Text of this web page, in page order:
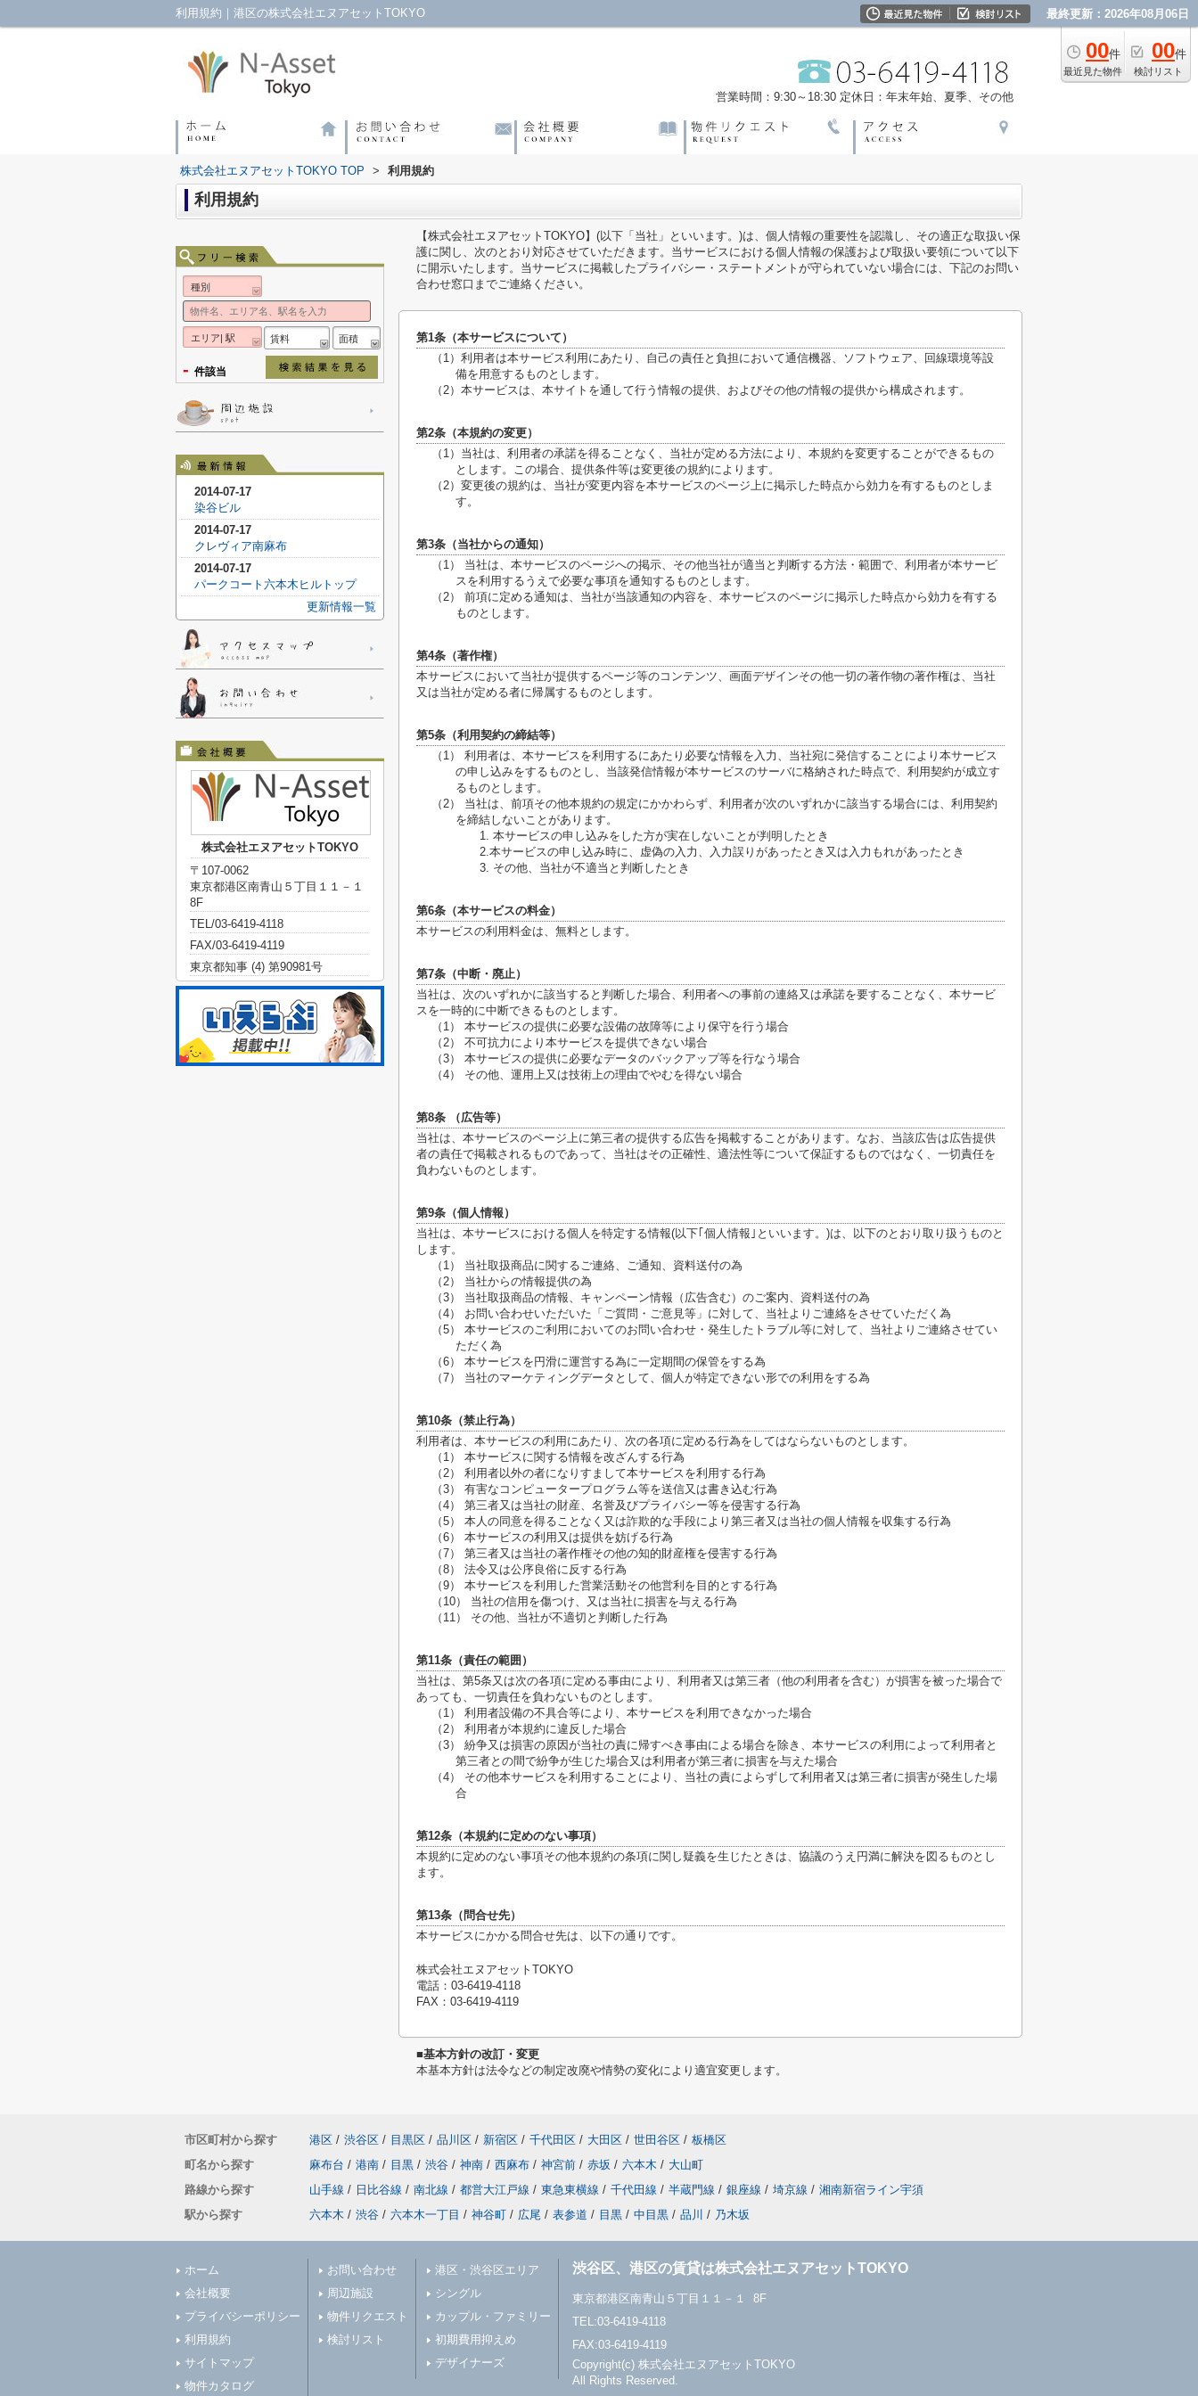
利用規約｜港区の株式会社エヌアセットTOKYO 最終更新：2026年08月06日
00件
最近見た物件
00件
検討リスト
営業時間：9:30～18:30 定休日：年末年始、夏季、その他
株式会社エヌアセットTOKYO TOP > 利用規約
利用規約
【株式会社エヌアセットTOKYO】(以下「当社」といいます。)は、個人情報の重要性を認識し、その適正な取扱い保
護に関し、次のとおり対応させていただきます。当サービスにおける個人情報の保護および取扱い要領について以下
に開示いたします。当サービスに掲載したプライバシー・ステートメントが守られていない場合には、下記のお問い
合わせ窓口までご連絡ください。
第1条（本サービスについて）
（1）利用者は本サービス利用にあたり、自己の責任と負担において通信機器、ソフトウェア、回線環境等設
備を用意するものとします。
（2）本サービスは、本サイトを通して行う情報の提供、およびその他の情報の提供から構成されます。
第2条（本規約の変更）
（1）当社は、利用者の承諾を得ることなく、当社が定める方法により、本規約を変更することができるもの
とします。この場合、提供条件等は変更後の規約によります。
（2）変更後の規約は、当社が変更内容を本サービスのページ上に掲示した時点から効力を有するものとしま
す。
第3条（当社からの通知）
（1） 当社は、本サービスのページへの掲示、その他当社が適当と判断する方法・範囲で、利用者が本サービ
スを利用するうえで必要な事項を通知するものとします。
（2） 前項に定める通知は、当社が当該通知の内容を、本サービスのページに掲示した時点から効力を有する
ものとします。
第4条（著作権）
本サービスにおいて当社が提供するページ等のコンテンツ、画面デザインその他一切の著作物の著作権は、当社
又は当社が定める者に帰属するものとします。
第5条（利用契約の締結等）
（1） 利用者は、本サービスを利用するにあたり必要な情報を入力、当社宛に発信することにより本サービス
の申し込みをするものとし、当該発信情報が本サービスのサーバに格納された時点で、利用契約が成立す
るものとします。
（2） 当社は、前項その他本規約の規定にかかわらず、利用者が次のいずれかに該当する場合には、利用契約
を締結しないことがあります。
1. 本サービスの申し込みをした方が実在しないことが判明したとき
2.本サービスの申し込み時に、虚偽の入力、入力誤りがあったとき又は入力もれがあったとき
3. その他、当社が不適当と判断したとき
第6条（本サービスの料金）
本サービスの利用料金は、無料とします。
第7条（中断・廃止）
当社は、次のいずれかに該当すると判断した場合、利用者への事前の連絡又は承諾を要することなく、本サービ
スを一時的に中断できるものとします。
（1） 本サービスの提供に必要な設備の故障等により保守を行う場合
（2） 不可抗力により本サービスを提供できない場合
（3） 本サービスの提供に必要なデータのバックアップ等を行なう場合
（4） その他、運用上又は技術上の理由でやむを得ない場合
第8条 （広告等）
当社は、本サービスのページ上に第三者の提供する広告を掲載することがあります。なお、当該広告は広告提供
者の責任で掲載されるものであって、当社はその正確性、適法性等について保証するものではなく、一切責任を
負わないものとします。
第9条（個人情報）
当社は、本サービスにおける個人を特定する情報(以下｢個人情報｣といいます。)は、以下のとおり取り扱うものと
します。
（1） 当社取扱商品に関するご連絡、ご通知、資料送付の為
（2） 当社からの情報提供の為
（3） 当社取扱商品の情報、キャンペーン情報（広告含む）のご案内、資料送付の為
（4） お問い合わせいただいた「ご質問・ご意見等」に対して、当社よりご連絡をさせていただく為
（5） 本サービスのご利用においてのお問い合わせ・発生したトラブル等に対して、当社よりご連絡させてい
ただく為
（6） 本サービスを円滑に運営する為に一定期間の保管をする為
（7） 当社のマーケティングデータとして、個人が特定できない形での利用をする為
第10条（禁止行為）
利用者は、本サービスの利用にあたり、次の各項に定める行為をしてはならないものとします。
（1） 本サービスに関する情報を改ざんする行為
（2） 利用者以外の者になりすまして本サービスを利用する行為
（3） 有害なコンピュータープログラム等を送信又は書き込む行為
（4） 第三者又は当社の財産、名誉及びプライバシー等を侵害する行為
（5） 本人の同意を得ることなく又は詐欺的な手段により第三者又は当社の個人情報を収集する行為
（6） 本サービスの利用又は提供を妨げる行為
（7） 第三者又は当社の著作権その他の知的財産権を侵害する行為
（8） 法令又は公序良俗に反する行為
（9） 本サービスを利用した営業活動その他営利を目的とする行為
（10） 当社の信用を傷つけ、又は当社に損害を与える行為
（11） その他、当社が不適切と判断した行為
第11条（責任の範囲）
当社は、第5条又は次の各項に定める事由により、利用者又は第三者（他の利用者を含む）が損害を被った場合で
あっても、一切責任を負わないものとします。
（1） 利用者設備の不具合等により、本サービスを利用できなかった場合
（2） 利用者が本規約に違反した場合
（3） 紛争又は損害の原因が当社の責に帰すべき事由による場合を除き、本サービスの利用によって利用者と
第三者との間で紛争が生じた場合又は利用者が第三者に損害を与えた場合
（4） その他本サービスを利用することにより、当社の責によらずして利用者又は第三者に損害が発生した場
合
第12条（本規約に定めのない事項）
本規約に定めのない事項その他本規約の条項に関し疑義を生じたときは、協議のうえ円満に解決を図るものとし
ます。
第13条（問合せ先）
本サービスにかかる問合せ先は、以下の通りです。
株式会社エヌアセットTOKYO
電話：03-6419-4118
FAX：03-6419-4119
■基本方針の改訂・変更
本基本方針は法令などの制定改廃や情勢の変化により適宜変更します。
種別
エリア| 駅 賃料 面積
- 件該当
2014-07-17
染谷ビル
2014-07-17
クレヴィア南麻布
2014-07-17
パークコート六本木ヒルトップ
更新情報一覧
株式会社エヌアセットTOKYO
〒107-0062
東京都港区南青山５丁目１１－１
8F
TEL/03-6419-4118
FAX/03-6419-4119
東京都知事 (4) 第90981号
市区町村から探す 港区 / 渋谷区 / 目黒区 / 品川区 / 新宿区 / 千代田区 / 大田区 / 世田谷区 / 板橋区
町名から探す
麻布台 / 港南 / 目黒 / 渋谷 / 神南 / 西麻布 / 神宮前 / 赤坂 / 六本木 / 大山町
路線から探す
山手線 / 日比谷線 / 南北線 / 都営大江戸線 / 東急東横線 / 千代田線 / 半蔵門線 / 銀座線 / 埼京線 / 湘南新宿ライン宇須
駅から探す
六本木 / 渋谷 / 六本木一丁目 / 神谷町 / 広尾 / 表参道 / 目黒 / 中目黒 / 品川 / 乃木坂
ホーム
会社概要
プライバシーポリシー
利用規約
サイトマップ
物件カタログ
お問い合わせ
周辺施設
物件リクエスト
検討リスト
港区・渋谷区エリア
シングル
カップル・ファミリー
初期費用抑えめ
デザイナーズ
渋谷区、港区の賃貸は株式会社エヌアセットTOKYO
東京都港区南青山５丁目１１－１ 8F
TEL:03-6419-4118
FAX:03-6419-4119
Copyright(c) 株式会社エヌアセットTOKYO
All Rights Reserved.